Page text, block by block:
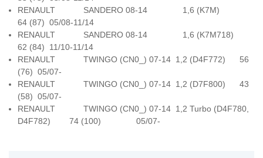
RENAULT SANDERO 08-14 1,6 (K7M)
64 (87) 05/08-11/14
RENAULT SANDERO 08-14 1,6 (K7M718)
62 (84) 11/10-11/14
RENAULT TWINGO (CN0_) 07-14 1,2 (D4F772) 56
(76) 05/07-
RENAULT TWINGO (CN0_) 07-14 1,2 (D7F800) 43
(58) 05/07-
RENAULT TWINGO (CN0_) 07-14 1,2 Turbo (D4F780,
D4F782) 74 (100) 05/07-